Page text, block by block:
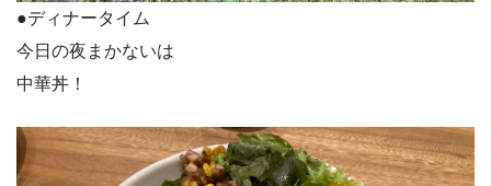
●ディナータイム
今日の夜まかないは
中華丼！